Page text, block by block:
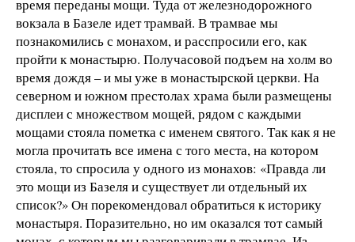
время переданы мощи. Туда от железнодорожного
вокзала в Базеле идет трамвай. В трамвае мы
познакомились с монахом, и расспросили его, как
пройти к монастырю. Получасовой подъем на холм во
время дождя – и мы уже в монастырской церкви. На
северном и южном престолах храма были размещены
дисплеи с множеством мощей, рядом с каждыми
мощами стояла пометка с именем святого. Так как я не
могла прочитать все имена с того места, на котором
стояла, то спросила у одного из монахов: «Правда ли
это мощи из Базеля и существует ли отдельный их
список?» Он порекомендовал обратиться к историку
монастыря. Поразительно, но им оказался тот самый